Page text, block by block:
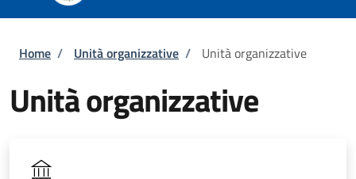
Briciole di pane
Home / Unità organizzative / Unità organizzative
Unità organizzative